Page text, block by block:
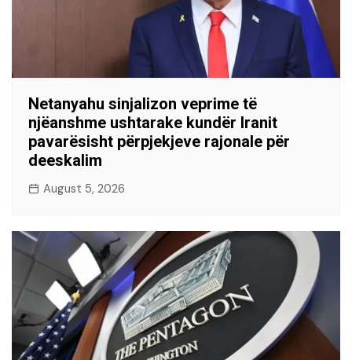
Netanyahu sinjalizon veprime të
njëanshme ushtarake kundër Iranit
pavarësisht përpjekjeve rajonale për
deeskalim
August 5, 2026